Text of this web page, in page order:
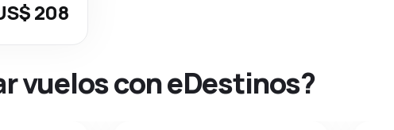
208
vuelos con eDestinos?